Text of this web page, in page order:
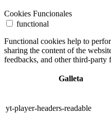
Cookies Funcionales
functional
Functional cookies help to
sharing the content of the
feedbacks, and other third-party
Galleta
yt-player-headers-readable